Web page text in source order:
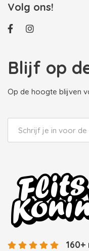
Volg ons!
Blijf op
Op de hoogte blijven